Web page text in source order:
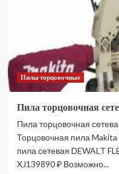
Пилы торцовочные
Пила торцовочная
Пила торцовочная
Торцовочная пила
пила сетевая DEWALT
XJ139890 ₽ Возможно...